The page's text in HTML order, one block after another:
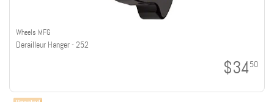
Wheels MFG
Derailleur Hanger - 252
$3450